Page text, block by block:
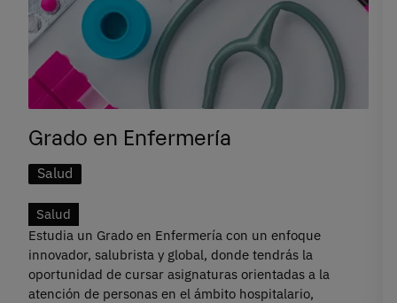
Grado en Enfermería
Salud
Salud
Estudia un Grado en Enfermería con un enfoque
innovador, salubrista y global, donde tendrás la
oportunidad de cursar asignaturas orientadas a la
atención de personas en el ámbito hospitalario,